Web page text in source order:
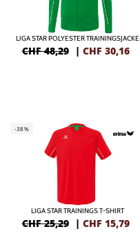
LIGA STAR POLYESTER TRAININGSJACKE
CHF 48,29 | CHF 30,16
-38%
LIGA STAR TRAININGS T-SHIRT
CHF 25,29 | CHF 15,79